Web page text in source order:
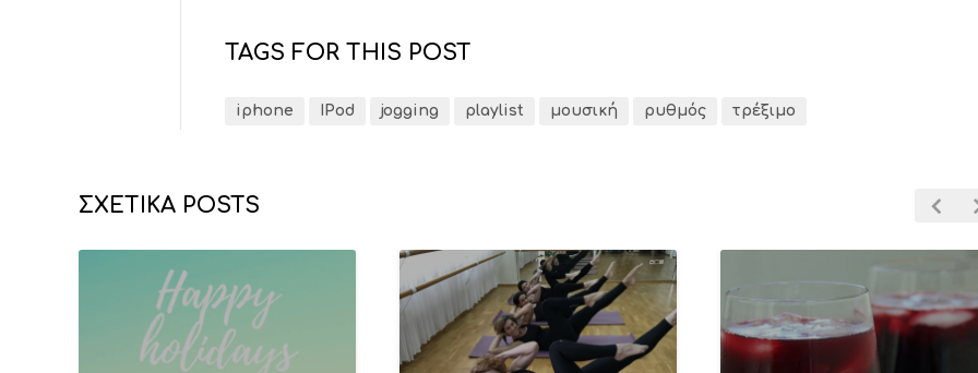
TAGS FOR THIS POST
iphone IPod jogging playlist μουσική ρυθμός τρέξιμο
ΣΧΕΤΙΚΑ POSTS